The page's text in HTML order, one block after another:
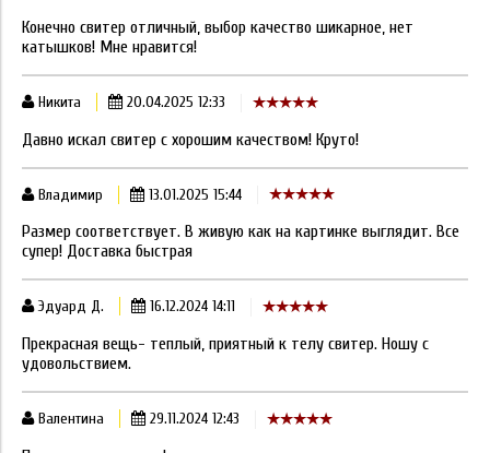
Конечно свитер отличный, выбор качество шикарное, нет
катышков! Мне нравится!
Никита 20.04.2025 12:33
Давно искал свитер с хорошим качеством! Круто!
Владимир 13.01.2025 15:44
Размер соответствует. В живую как на картинке выглядит. Все
супер! Доставка быстрая
Эдуард Д. 16.12.2024 14:11
Прекрасная вещь- теплый, приятный к телу свитер. Ношу с
удовольствием.
Валентина 29.11.2024 12:43